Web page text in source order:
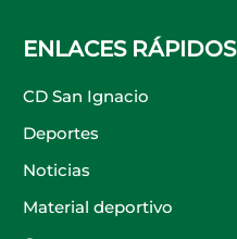
ENLACES RÁPIDOS
CD San Ignacio
Deportes
Noticias
Material deportivo